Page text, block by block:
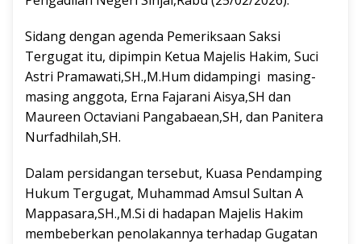
Sidang dengan agenda Pemeriksaan Saksi
Tergugat itu, dipimpin Ketua Majelis Hakim, Suci
Astri Pramawati,SH.,M.Hum didampingi masing-
masing anggota, Erna Fajarani Aisya,SH dan
Maureen Octaviani Pangabaean,SH, dan Panitera
Nurfadhilah,SH.
Dalam persidangan tersebut, Kuasa Pendamping
Hukum Tergugat, Muhammad Amsul Sultan A
Mappasara,SH.,M.Si di hadapan Majelis Hakim
membeberkan penolakannya terhadap Gugatan